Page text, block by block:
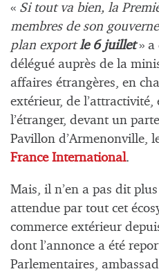
« Si tout va bien, la
membres de son
plan exportle 6 juillet» a
délégué auprès de la
affaires étrangères, en
extérieur, de l’attractivité,
l’étranger, devant un
Pavillon d’Armenonville,
France International.
Mais, il n’en a pas dit
attendue par tout cet
commerce extérieur
dont l’annonce a été
Parlementaires,